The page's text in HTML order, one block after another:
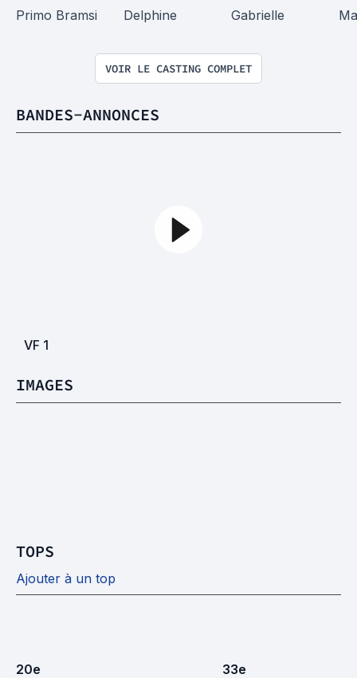
Primo Bramsi
Delphine
Gabrielle
VOIR LE CASTING COMPLET
BANDES-ANNONCES
VF 1
IMAGES
TOPS
Ajouter à un top
20e 33e